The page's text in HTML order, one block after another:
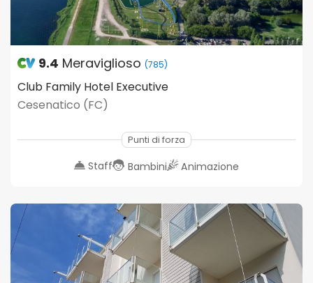
9.4 Meraviglioso (785)
Club Family Hotel Executive
Cesenatico (FC)
Punti di forza
Staff Bambini Animazione